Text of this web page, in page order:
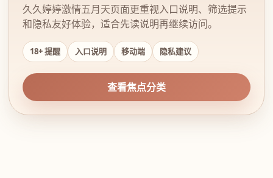
久久婷婷激情五月天页面更重视入口说明、筛选提示
和隐私友好体验，适合先读说明再继续访问。
18+ 提醒 入口说明 移动端 隐私建议
查看焦点分类